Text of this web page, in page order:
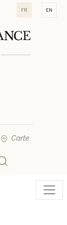
fr en
Carte